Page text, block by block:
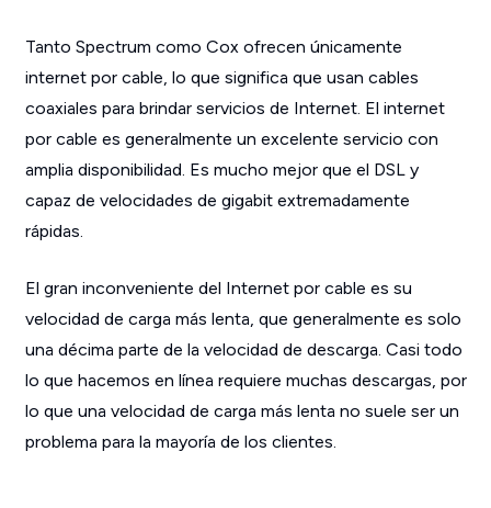
Tanto Spectrum como Cox ofrecen únicamente
internet por cable, lo que significa que usan cables
coaxiales para brindar servicios de Internet. El internet
por cable es generalmente un excelente servicio con
amplia disponibilidad. Es mucho mejor que el DSL y
capaz de velocidades de gigabit extremadamente
rápidas.
El gran inconveniente del Internet por cable es su
velocidad de carga más lenta, que generalmente es solo
una décima parte de la velocidad de descarga. Casi todo
lo que hacemos en línea requiere muchas descargas, por
lo que una velocidad de carga más lenta no suele ser un
problema para la mayoría de los clientes.